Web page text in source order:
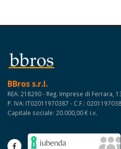
BBros s.r.l.
REA: 218290 - Reg. Imprese di Ferrara,
P. IVA: IT02011970387 - C.F.:
Capitale sociale: 20.000,00 € i.v.